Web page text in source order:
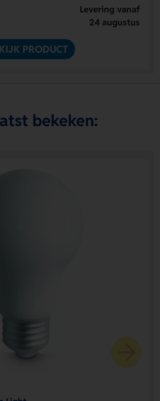
Levering vanaf
24 augustus
PRODUCT
bekeken: